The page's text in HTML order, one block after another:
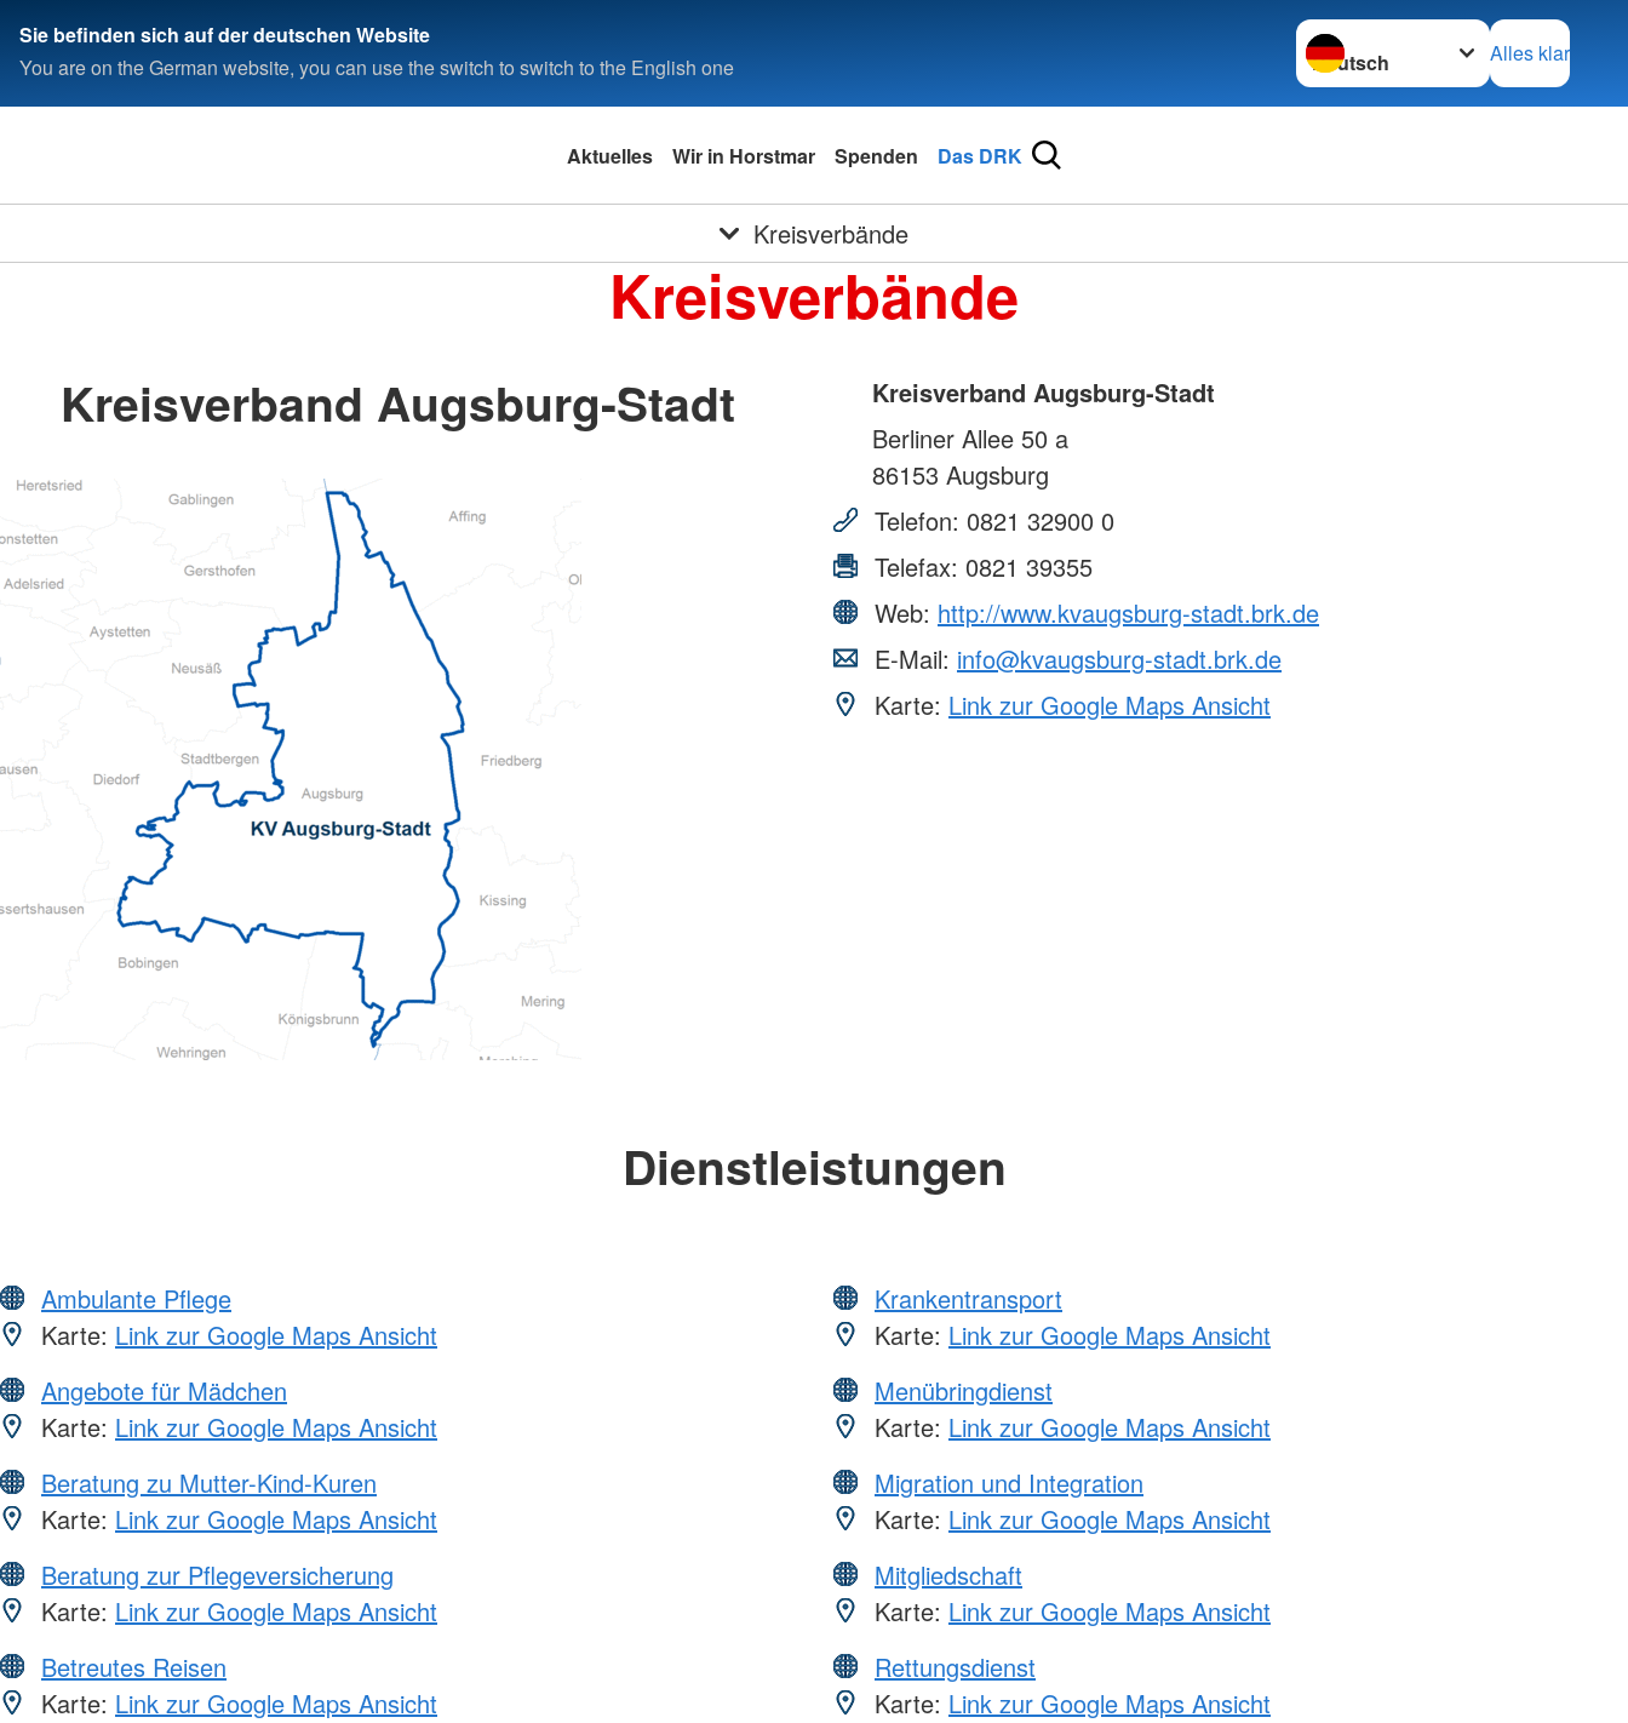
Sie befinden sich auf der deutschen Website
You are on the German website, you can use the switch to switch to the English one
Sprache wechseln zu
Alles klar
Aktuelles Wir in Horstmar Spenden Das DRK
Kreisverbände
Kreisverbände
Kreisverband Augsburg-Stadt
Kreisverband Augsburg-Stadt
Berliner Allee 50 a
86153 Augsburg
Telefon: 0821 32900 0
Telefax: 0821 39355
Web: http://www.kvaugsburg-stadt.brk.de
E-Mail: info@kvaugsburg-stadt.brk.de
Karte: Link zur Google Maps Ansicht
Dienstleistungen
Ambulante Pflege
Karte: Link zur Google Maps Ansicht
Angebote für Mädchen
Karte: Link zur Google Maps Ansicht
Beratung zu Mutter-Kind-Kuren
Karte: Link zur Google Maps Ansicht
Beratung zur Pflegeversicherung
Karte: Link zur Google Maps Ansicht
Betreutes Reisen
Karte: Link zur Google Maps Ansicht
Krankentransport
Karte: Link zur Google Maps Ansicht
Menübringdienst
Karte: Link zur Google Maps Ansicht
Migration und Integration
Karte: Link zur Google Maps Ansicht
Mitgliedschaft
Karte: Link zur Google Maps Ansicht
Rettungsdienst
Karte: Link zur Google Maps Ansicht